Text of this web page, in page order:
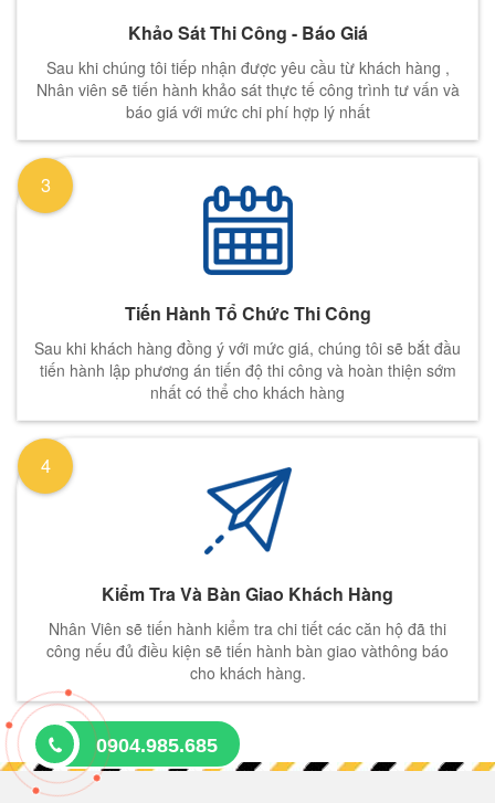
Khảo Sát Thi Công - Báo Giá
Sau khi chúng tôi tiếp nhận được yêu cầu từ khách hàng ,
Nhân viên sẽ tiến hành khảo sát thực tế công trình tư vấn và
báo giá với mức chi phí hợp lý nhất
Tiến Hành Tổ Chức Thi Công
Sau khi khách hàng đồng ý với mức giá, chúng tôi sẽ bắt đầu
tiến hành lập phương án tiến độ thi công và hoàn thiện sớm
nhất có thể cho khách hàng
3
Kiểm Tra Và Bàn Giao Khách Hàng
Nhân Viên sẽ tiến hành kiểm tra chi tiết các căn hộ đã thi
công nếu đủ điều kiện sẽ tiến hành bàn giao vàthông báo
cho khách hàng.
4
0904.985.685